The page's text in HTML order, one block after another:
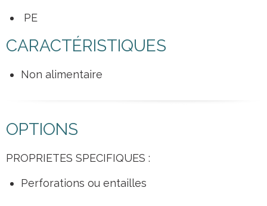
PE
CARACTÉRISTIQUES
Non alimentaire
OPTIONS
PROPRIETES SPECIFIQUES :
Perforations ou entailles